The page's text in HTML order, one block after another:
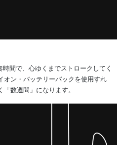
間で、心ゆくまでストロークしてく
オン・バッテリーパックを使用すれ
数週間」になります。